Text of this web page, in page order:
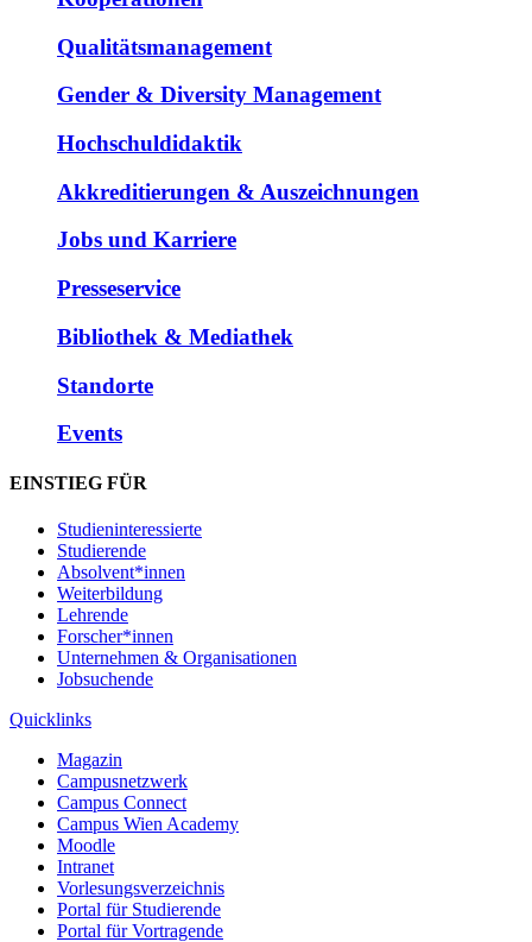
Qualitätsmanagement
Gender & Diversity Management
Hochschuldidaktik
Akkreditierungen & Auszeichnungen
Jobs und Karriere
Presseservice
Bibliothek & Mediathek
Standorte
Events
EINSTIEG FÜR
Studieninteressierte
Studierende
Absolvent*innen
Weiterbildung
Lehrende
Forscher*innen
Unternehmen & Organisationen
Jobsuchende
Quicklinks
Magazin
Campusnetzwerk
Campus Connect
Campus Wien Academy
Moodle
Intranet
Vorlesungsverzeichnis
Portal für Studierende
Portal für Vortragende